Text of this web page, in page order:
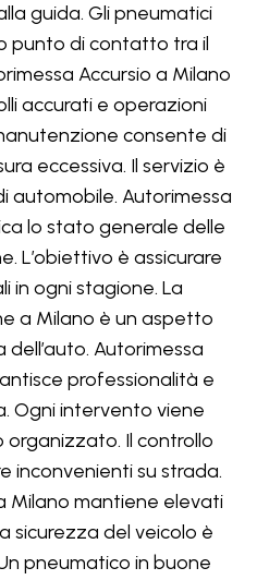
guida. Gli pneumatici
punto di contatto tra il
Accursio a Milano
accurati e operazioni
consente di
eccessiva. Il servizio è
automobile. Autorimessa
lo stato generale delle
L’obiettivo è assicurare
in ogni stagione. La
a Milano è un aspetto
dell’auto. Autorimessa
professionalità e
Ogni intervento viene
Il controllo
inconvenienti su strada.
Milano mantiene elevati
sicurezza del veicolo è
pneumatico in buone